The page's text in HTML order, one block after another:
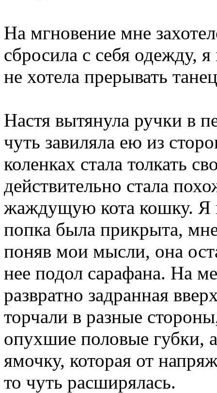
На мгновение мне
сбросила с себя одежду, я
не хотела прерывать
Настя вытянула ручки в
чуть завиляла ею из
коленках стала толкать
действительно стала
жаждущую кота кошку. Я
попка была прикрыта,
поняв мои мысли, она
нее подол сарафана. На
развратно задранная
торчали в разные
опухшие половые губки,
ямочку, которая от
то чуть расширялась.